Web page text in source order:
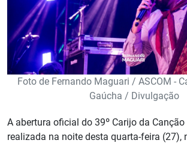
Foto de Fernando Maguari / ASCOM -
Gaúcha / Divulgação
A abertura oficial do 39º Carijo da Canção
realizada na noite desta quarta-feira (27),